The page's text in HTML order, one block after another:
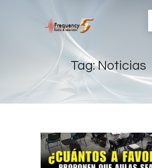
Tag: Noticias
Home
Shows
Sports